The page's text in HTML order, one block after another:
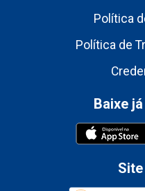
Política
Política de
Baixe